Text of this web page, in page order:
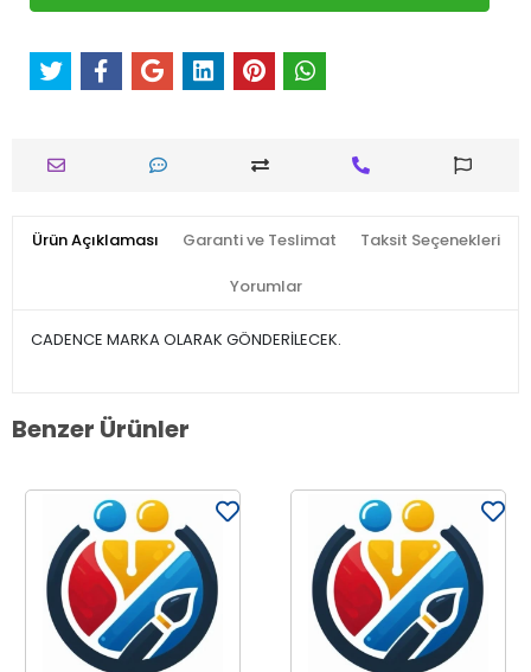
Ürün Açıklaması Garanti ve Teslimat Taksit Seçenekleri
Yorumlar
CADENCE MARKA OLARAK GÖNDERİLECEK.
Benzer Ürünler